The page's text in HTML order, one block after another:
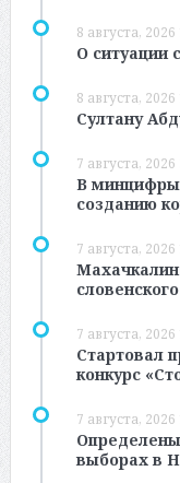
8 августа, 2026
О ситуации
8 августа, 2026
Султану
7 августа, 2026
В минцифры
созданию
7 августа, 2026
7 августа, 2026
Стартовал
конкурс
7 августа, 2026
выборах в